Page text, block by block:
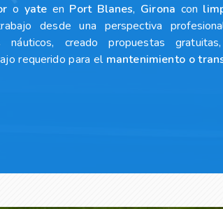
o yate en Port Blanes, Girona con
desde una perspectiva
náuticos, creado propuestas
requerido para el mantenimiento o